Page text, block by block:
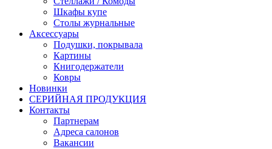
Шкафы купе
Столы журнальные
Аксессуары
Подушки, покрывала
Картины
Книгодержатели
Ковры
Новинки
СЕРИЙНАЯ ПРОДУКЦИЯ
Контакты
Партнерам
Адреса салонов
Вакансии